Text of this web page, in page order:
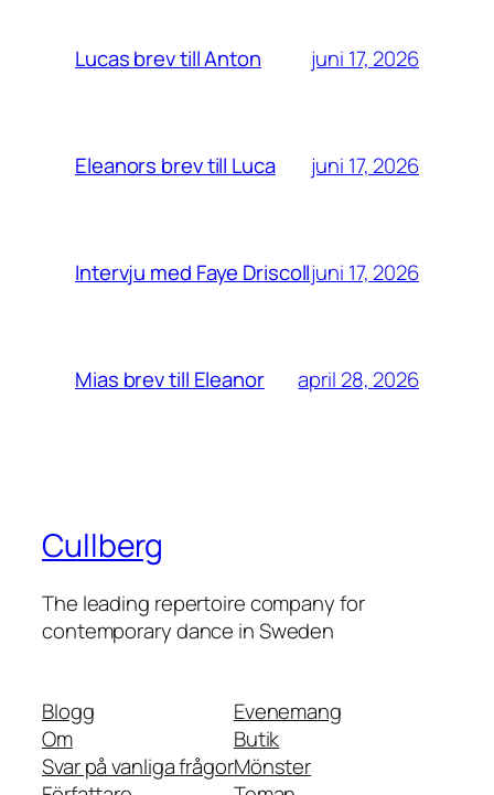
Lucas brev till Anton juni 17, 2026
Eleanors brev till Luca juni 17, 2026
Intervju med Faye Driscolljuni 17, 2026
Mias brev till Eleanor april 28, 2026
Cullberg
The leading repertoire company for
contemporary dance in Sweden
Blogg
Om
Svar på vanliga frågor
Evenemang
Butik
Mönster